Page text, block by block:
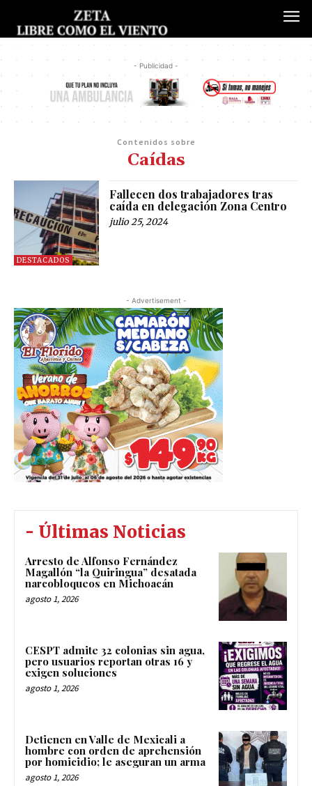
- Publicidad -
Contenidos sobre
Caídas
DESTACADOS
Fallecen dos trabajadores tras
caída en delegación Zona Centro
julio 25, 2024
- Advertisement -
- Últimas Noticias
Arresto de Alfonso Fernández
Magallón “la Quiringua” desatada
narcobloqueos en Michoacán
agosto 1, 2026
CESPT admite 32 colonias sin agua,
pero usuarios reportan otras 16 y
exigen soluciones
agosto 1, 2026
Detienen en Valle de Mexicali a
hombre con orden de aprehensión
por homicidio; le aseguran un arma
agosto 1, 2026